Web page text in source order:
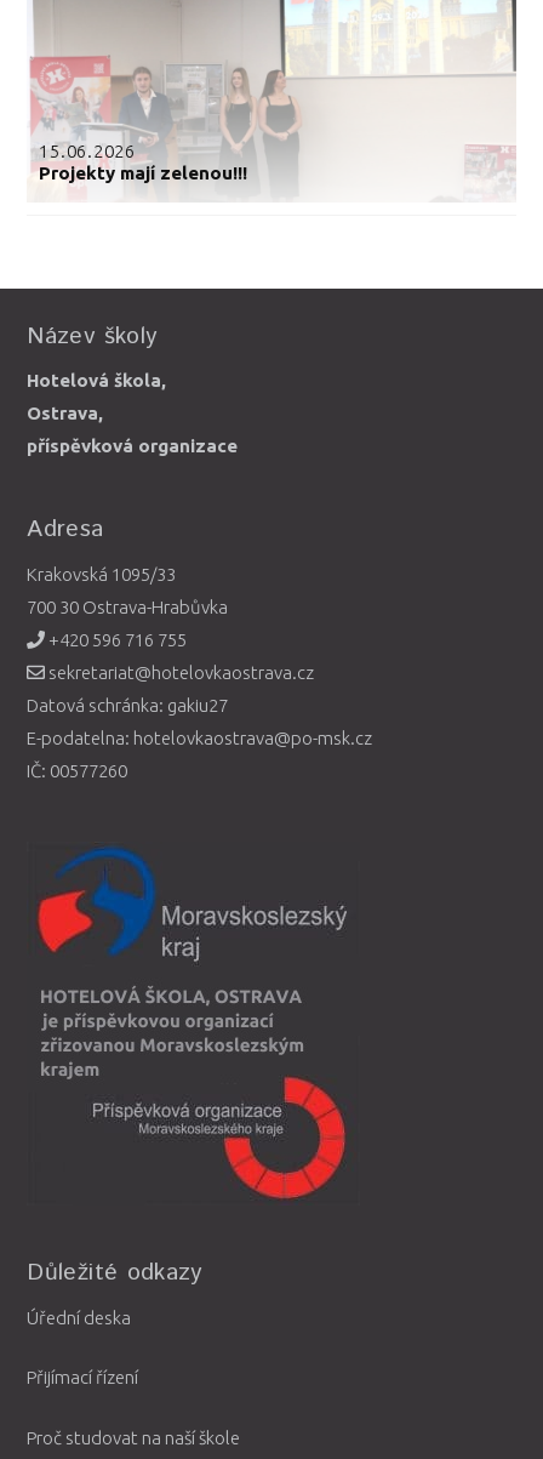
15.06.2026
Projekty mají zelenou!!!
Název školy
Hotelová škola,
Ostrava,
příspěvková organizace
Adresa
Krakovská 1095/33
700 30 Ostrava-Hrabůvka
+420 596 716 755
sekretariat@hotelovkaostrava.cz
Datová schránka: gakiu27
E-podatelna: hotelovkaostrava@po-msk.cz
IČ: 00577260
Důležité odkazy
Úřední deska
Přijímací řízení
Proč studovat na naší škole